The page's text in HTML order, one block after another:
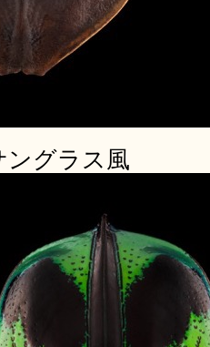
ングラス風